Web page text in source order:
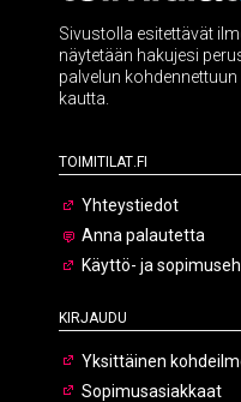
Sivustolla esitettävät
näytetään hakujesi
palvelun
kautta.
Toimitilat.fi
Yhteystiedot
Anna palautetta
Käyttö- ja
Kirjaudu
Yksittäinen
Sopimusasiakkaat